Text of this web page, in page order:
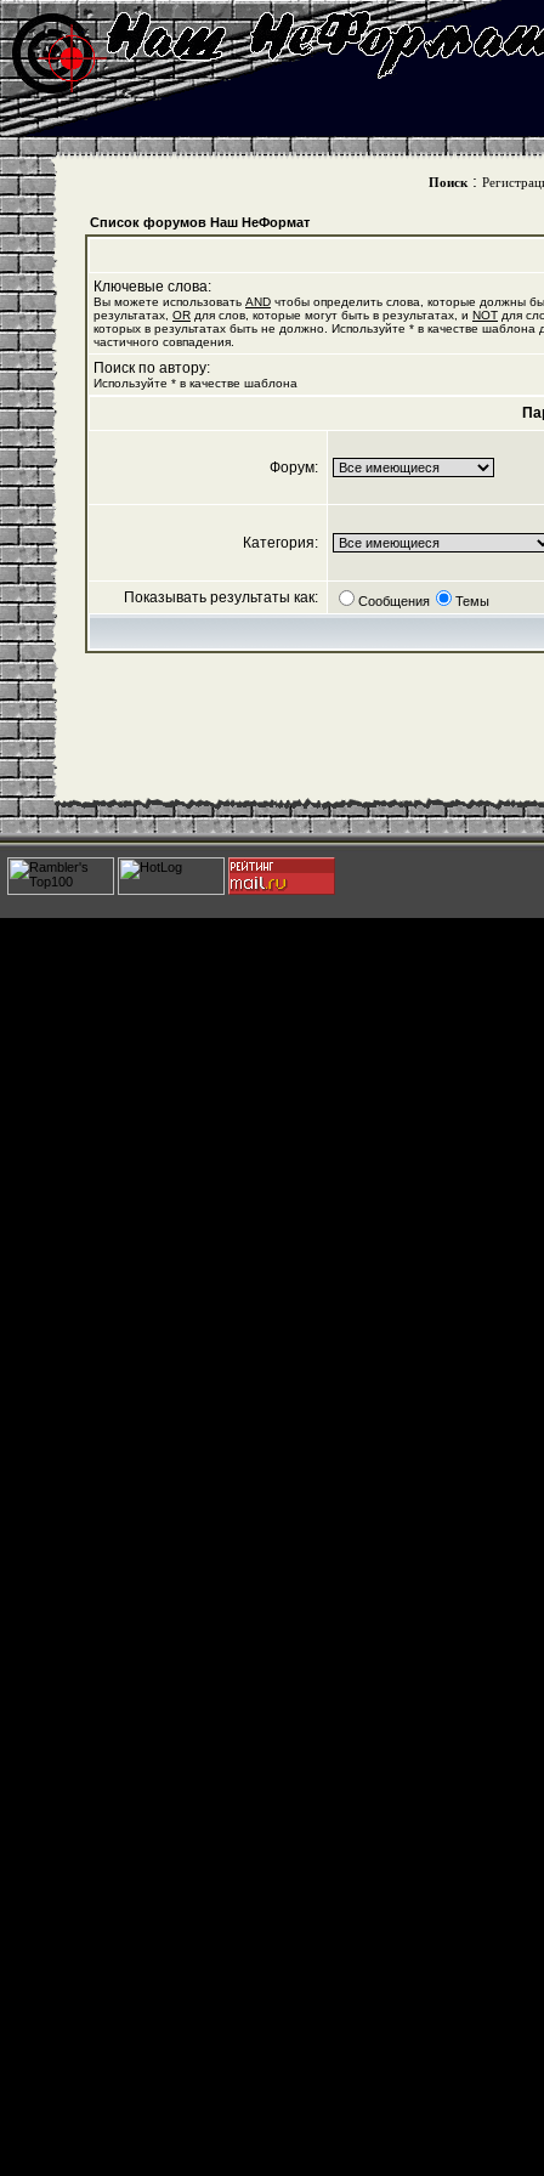
Поиск :
Список форумов Наш НеФормат
Ключевые слова:
Вы можете использовать AND чтобы определить слова, которые должны
результатах, OR для слов, которые могут быть в результатах, и NOT для
которых в результатах быть не должно. Используйте * в качестве шаблона
частичного совпадения.
Поиск по автору:
Используйте * в качестве шаблона
Форум:
Категория:
Показывать результаты как: Сообщения Темы